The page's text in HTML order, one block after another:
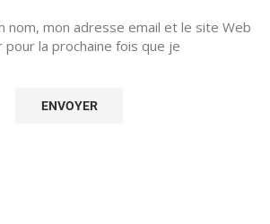
nom, mon adresse email et le site Web
pour la prochaine fois que je